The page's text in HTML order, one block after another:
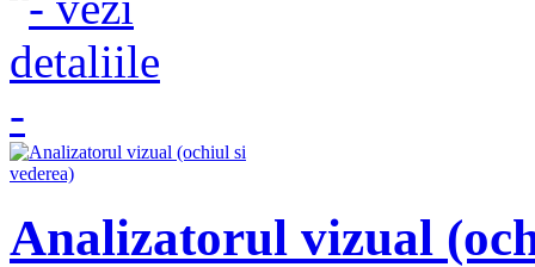
Analizatorul vizual